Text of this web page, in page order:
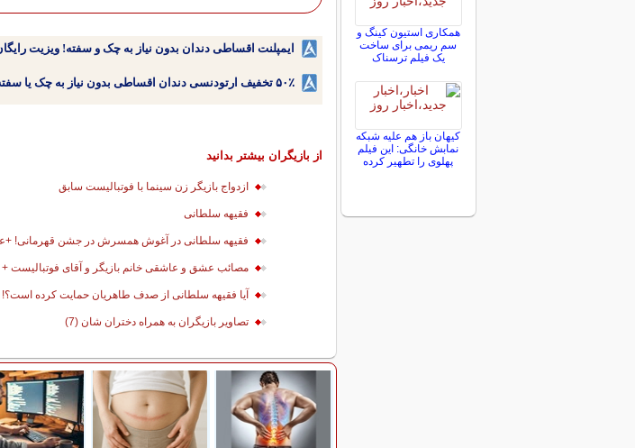
ایمپلنت اقساطی دندان بدون نیاز به چک و سفته! ویزیت
۵۰٪ تخفیف ارتودنسی دندان اقساطی بدون نیاز به چک یا سفته!
از بازیگران بیشتر بدانید
ازدواج بازیگر زن سینما با فوتبالیست سابق
فقیهه سلطانی
فقیهه سلطانی در آغوش همسرش در جشن قهرمانی!
مصائب عشق و عاشقی خانم بازیگر و آقای فوتبالیست
آیا فقیهه سلطانی از صدف طاهریان حمایت کرده است؟!
تصاویر بازیگران به همراه دختران شان (7)
همکاری استیون کینگ و
سم ریمی برای ساخت
یک فیلم ترسناک
کیهان باز هم علیه شبکه
نمابش خانگی: این فیلم
پهلوی را تطهیر کرده